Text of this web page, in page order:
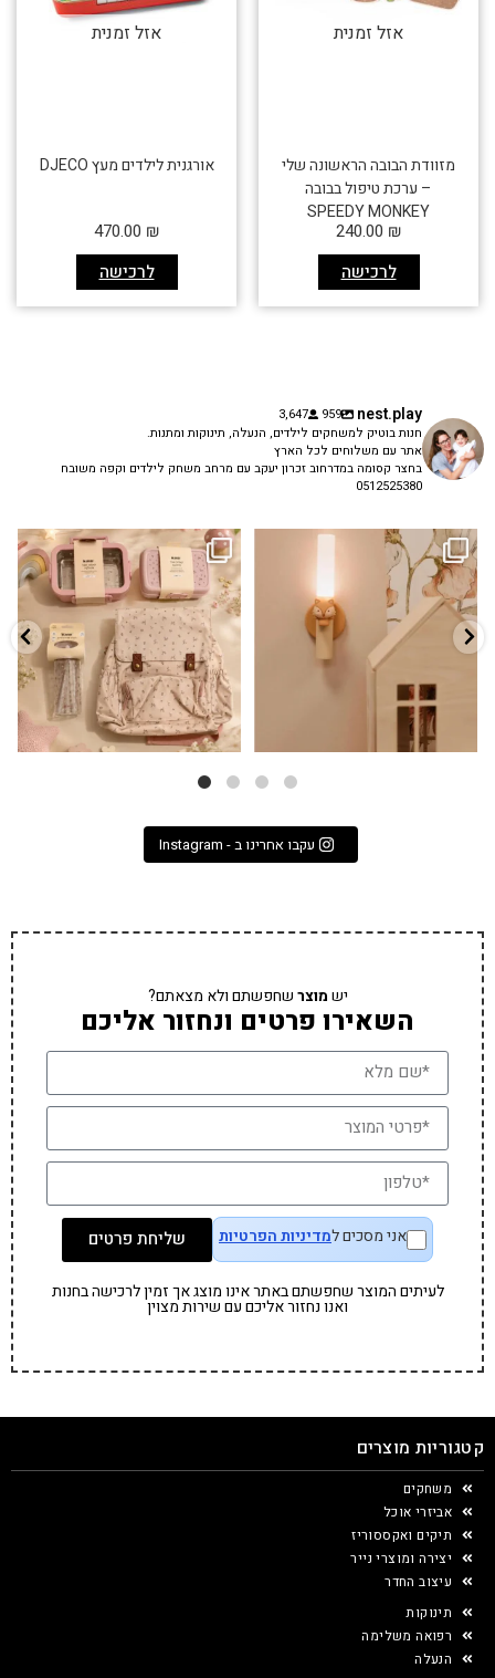
אזל זמנית
מזוודת הבובה הראשונה שלי
– ערכת טיפול בבובה
SPEEDY MONKEY
לרכישה
240.00 ₪
אזל זמנית
אורגנית לילדים מעץ DJECO
לרכישה
470.00 ₪
nest.play
959
3,647
חנות בוטיק למשחקים לילדים, הנעלה, תינוקות ומתנות.
אתר עם משלוחים לכל הארץ
בחצר קסומה במדרחוב זכרון יעקב עם מרחב משחק לילדים וקפה משובח
0512525380
✨ חוזרים למסגרת בסטייל! ✨
הקולקציה החדשה...
9 4
גם פריט עיצובי לחדר, גם מנורת לילה
...
3 0
עקבו אחרינו ב - Instagram
ישמוצרשחפשתם ולא מצאתם?
השאירו פרטים ונחזור אליכם
אני מסכים למדיניות הפרטיות שליחת פרטים
לעיתים המוצר שחפשתם באתר אינו מוצג אך זמין לרכישה בחנות
ואנו נחזור אליכם עם שירות מצוין
קטגוריות מוצרים
משחקים
אביזרי אוכל
תיקים ואקססוריז
יצירה ומוצרי נייר
עיצוב החדר
תינוקות
רפואה משלימה
הנעלה